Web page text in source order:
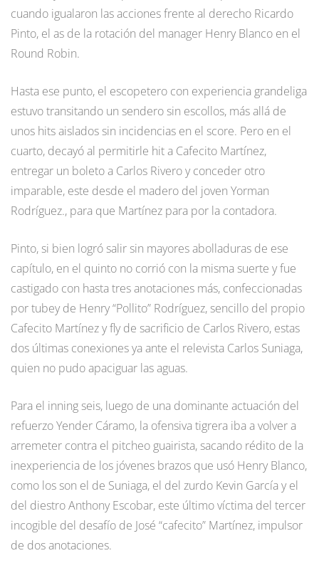
cuando igualaron las acciones frente al derecho Ricardo
Pinto, el as de la rotación del manager Henry Blanco en el
Round Robin.
Hasta ese punto, el escopetero con experiencia grandeliga
estuvo transitando un sendero sin escollos, más allá de
unos hits aislados sin incidencias en el score. Pero en el
cuarto, decayó al permitirle hit a Cafecito Martínez,
entregar un boleto a Carlos Rivero y conceder otro
imparable, este desde el madero del joven Yorman
Rodríguez., para que Martínez para por la contadora.
Pinto, si bien logró salir sin mayores abolladuras de ese
capítulo, en el quinto no corrió con la misma suerte y fue
castigado con hasta tres anotaciones más, confeccionadas
por tubey de Henry “Pollito” Rodríguez, sencillo del propio
Cafecito Martínez y fly de sacrificio de Carlos Rivero, estas
dos últimas conexiones ya ante el relevista Carlos Suniaga,
quien no pudo apaciguar las aguas.
Para el inning seis, luego de una dominante actuación del
refuerzo Yender Cáramo, la ofensiva tigrera iba a volver a
arremeter contra el pitcheo guairista, sacando rédito de la
inexperiencia de los jóvenes brazos que usó Henry Blanco,
como los son el de Suniaga, el del zurdo Kevin García y el
del diestro Anthony Escobar, este último víctima del tercer
incogible del desafío de José “cafecito” Martínez, impulsor
de dos anotaciones.